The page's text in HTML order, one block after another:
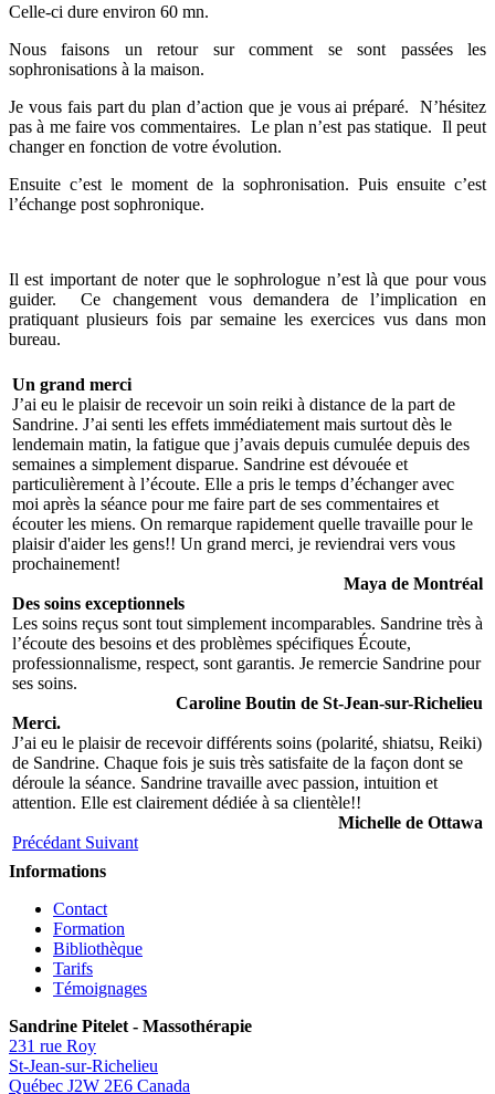
Celle-ci dure environ 60 mn.
Nous faisons un retour sur comment se sont passées les
sophronisations à la maison.
Je vous fais part du plan d’action que je vous ai préparé. N’hésitez
pas à me faire vos commentaires. Le plan n’est pas statique. Il peut
changer en fonction de votre évolution.
Ensuite c’est le moment de la sophronisation. Puis ensuite c’est
l’échange post sophronique.
Il est important de noter que le sophrologue n’est là que pour vous
guider. Ce changement vous demandera de l’implication en
pratiquant plusieurs fois par semaine les exercices vus dans mon
bureau.
Un grand merci
J’ai eu le plaisir de recevoir un soin reiki à distance de la part de
Sandrine. J’ai senti les effets immédiatement mais surtout dès le
lendemain matin, la fatigue que j’avais depuis cumulée depuis des
semaines a simplement disparue. Sandrine est dévouée et
particulièrement à l’écoute. Elle a pris le temps d’échanger avec
moi après la séance pour me faire part de ses commentaires et
écouter les miens. On remarque rapidement quelle travaille pour le
plaisir d'aider les gens!! Un grand merci, je reviendrai vers vous
prochainement!
Maya de Montréal
Des soins exceptionnels
Les soins reçus sont tout simplement incomparables. Sandrine très à
l’écoute des besoins et des problèmes spécifiques Écoute,
professionnalisme, respect, sont garantis. Je remercie Sandrine pour
ses soins.
Caroline Boutin de St-Jean-sur-Richelieu
Merci.
J’ai eu le plaisir de recevoir différents soins (polarité, shiatsu, Reiki)
de Sandrine. Chaque fois je suis très satisfaite de la façon dont se
déroule la séance. Sandrine travaille avec passion, intuition et
attention. Elle est clairement dédiée à sa clientèle!!
Michelle de Ottawa
Précédant Suivant
Informations
Contact
Formation
Bibliothèque
Tarifs
Témoignages
Sandrine Pitelet - Massothérapie
231 rue Roy
St-Jean-sur-Richelieu
Québec J2W 2E6 Canada